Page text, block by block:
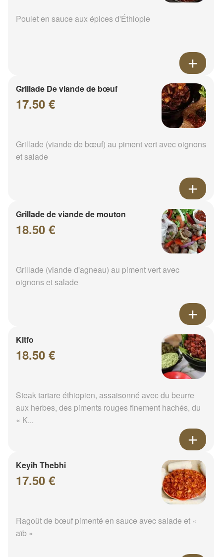
Poulet en sauce aux épices d'Éthiopie
Grillade De viande de bœuf
17.50 €
Grillade (viande de bœuf) au piment vert avec oignons
et salade
Grillade de viande de mouton
18.50 €
Grillade (viande d'agneau) au piment vert avec
oignons et salade
Kitfo
18.50 €
Steak tartare éthiopien, assaisonné avec du beurre
aux herbes, des piments rouges finement hachés, du
« K...
Keyih Thebhi
17.50 €
Ragoût de bœuf pimenté en sauce avec salade et «
aïb »